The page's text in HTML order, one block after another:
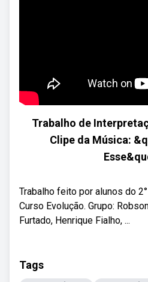
Trabalho de
Clipe da Música:
Trabalho feito por alunos do
Curso Evolução. Grupo:
Furtado, Henrique Fialho, ...
Tags